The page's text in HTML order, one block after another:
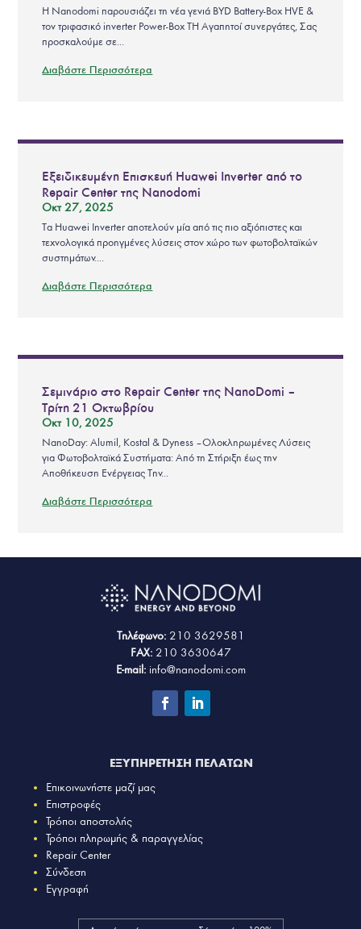
Η Nanodomi παρουσιάζει τη νέα γενιά BYD Battery-Box HVE &
τον τριφασικό inverter Power-Box TH Αγαπητοί συνεργάτες, Σας
προσκαλούμε σε...
Διαβάστε Περισσότερα
Εξειδικευμένη Επισκευή Huawei Inverter από το
Repair Center της Nanodomi
Οκτ 27, 2025
Τα Huawei Inverter αποτελούν μία από τις πιο αξιόπιστες και
τεχνολογικά προηγμένες λύσεις στον χώρο των φωτοβολταϊκών
συστημάτων....
Διαβάστε Περισσότερα
Σεμινάριο στο Repair Center της NanoDomi –
Τρίτη 21 Οκτωβρίου
Οκτ 10, 2025
NanoDay: Alumil, Kostal & Dyness – Ολοκληρωμένες Λύσεις
για Φωτοβολταϊκά Συστήματα: Από τη Στήριξη έως την
Αποθήκευση Ενέργειας Την...
Διαβάστε Περισσότερα
Τηλέφωνο: 210 3629581
FAX: 210 3630647
E-mail: info@nanodomi.com
ΕΞΥΠΗΡΕΤΗΣΗ ΠΕΛΑΤΩΝ
Επικοινωνήστε μαζί μας
Επιστροφές
Τρόποι αποστολής
Τρόποι πληρωμής & παραγγελίας
Repair Center
Σύνδεση
Εγγραφή